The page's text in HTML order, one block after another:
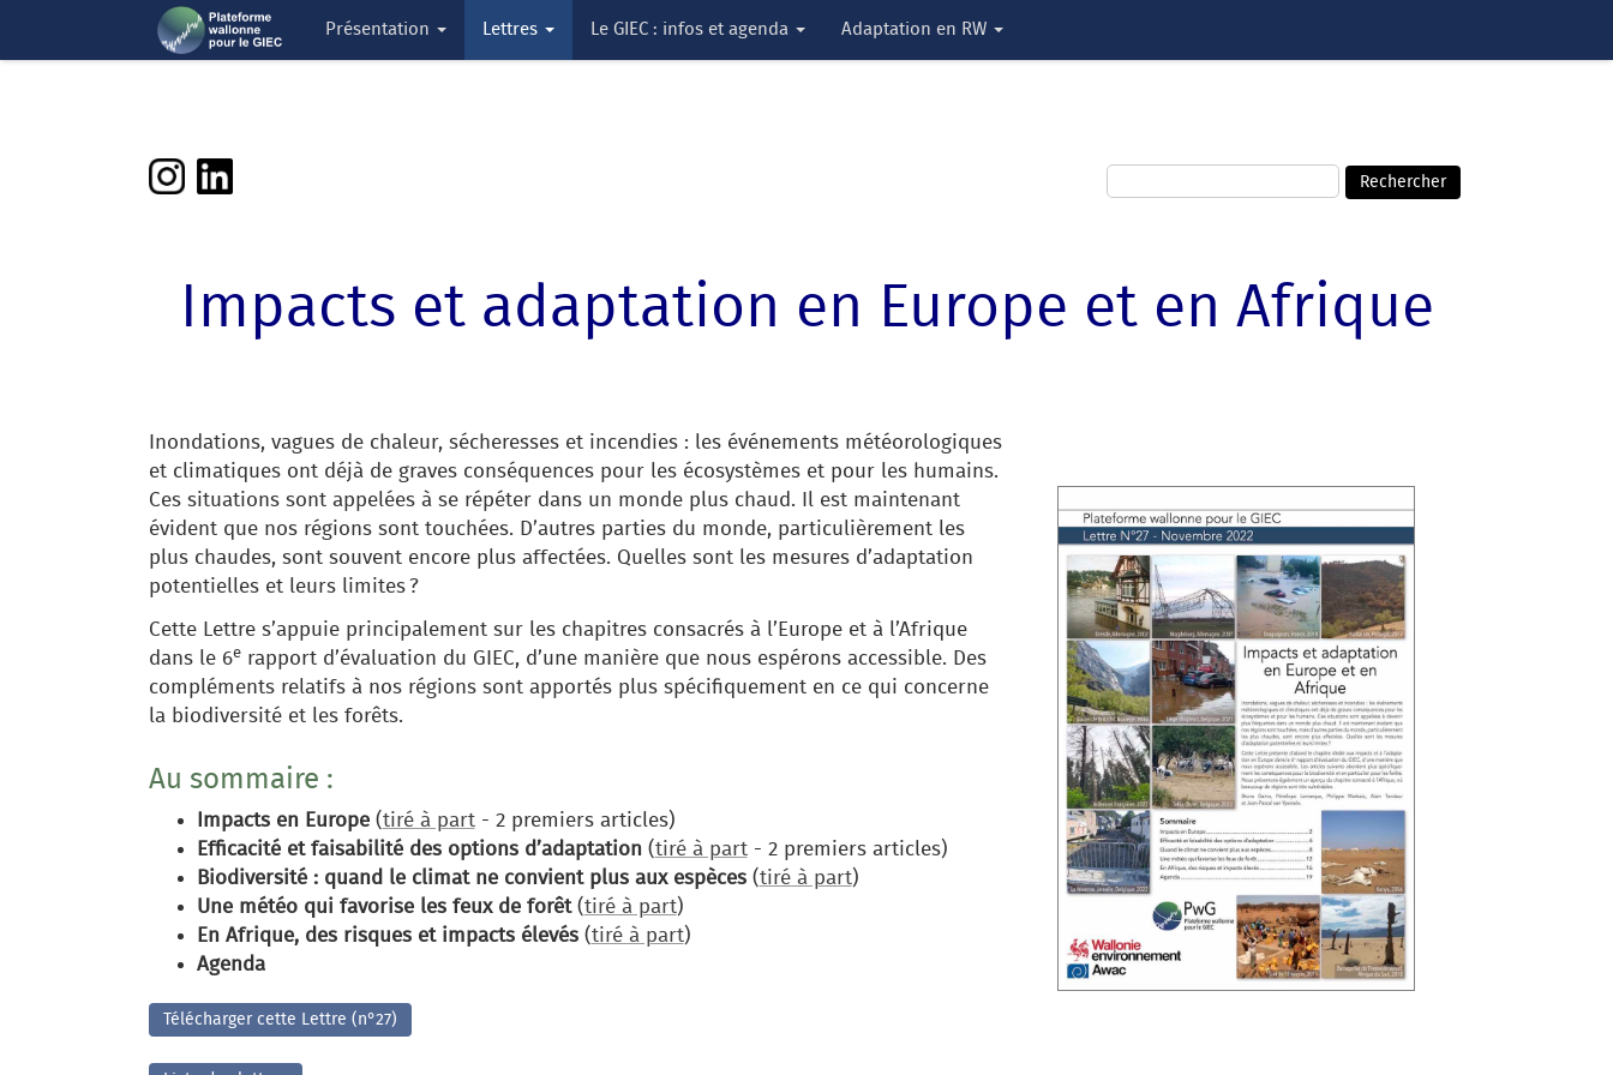
Présentation Lettres Le GIEC : infos et agenda Adaptation en RW
Impacts et adaptation en Europe et en Afrique
Inondations, vagues de chaleur, sécheresses et incendies : les événements météorologiques
et climatiques ont déjà de graves conséquences pour les écosystèmes et pour les humains.
Ces situations sont appelées à se répéter dans un monde plus chaud. Il est maintenant
évident que nos régions sont touchées. D’autres parties du monde, particulièrement les
plus chaudes, sont souvent encore plus affectées. Quelles sont les mesures d’adaptation
potentielles et leurs limites ?
Cette Lettre s’appuie principalement sur les chapitres consacrés à l’Europe et à l’Afrique
dans le 6erapport d’évaluation du GIEC, d’une manière que nous espérons accessible. Des
compléments relatifs à nos régions sont apportés plus spécifiquement en ce qui concerne
la biodiversité et les forêts.
Au sommaire :
Impacts en Europe(tiré à part- 2 premiers articles)
Efficacité et faisabilité des options d’adaptation(tiré à part- 2 premiers articles)
Biodiversité : quand le climat ne convient plus aux espèces(tiré à part)
Une météo qui favorise les feux de forêt(tiré à part)
En Afrique, des risques et impacts élevés(tiré à part)
Agenda
Télécharger cette Lettre (n°27)